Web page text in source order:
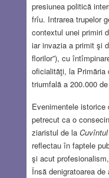
presiunea politică
frîu. Intrarea trupelor
contextul unei primiri
iar invazia a primit şi
florilor”), cu
oficialităţi, la Primăria
triumfală a 200.000
Evenimentele istorice
petrecut ca o
ziaristul de la Cuvîntul
reflectau în faptele
şi acut
Însă denigratoarea